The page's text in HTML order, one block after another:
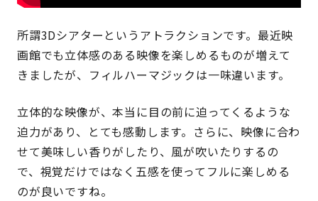
所謂3Dシアターというアトラクションです。最近映
画館でも立体感のある映像を楽しめるものが増えて
きましたが、フィルハーマジックは一味違います。
立体的な映像が、本当に目の前に迫ってくるような
迫力があり、とても感動します。さらに、映像に合わ
せて美味しい香りがしたり、風が吹いたりするの
で、視覚だけではなく五感を使ってフルに楽しめる
のが良いですね。